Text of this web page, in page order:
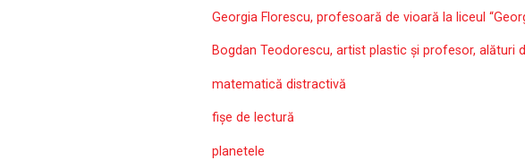
Georgia Florescu, profesoară de vioară la liceul
Bogdan Teodorescu, artist plastic și profesor, alături
matematică distractivă
fișe de lectură
planetele